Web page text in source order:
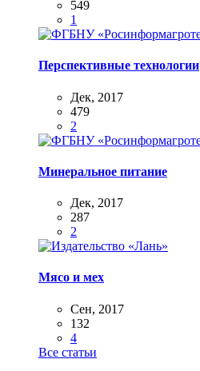
549
1
Перспективные технологии
Дек, 2017
479
2
Минеральное питание
Дек, 2017
287
2
Мясо и мех
Сен, 2017
132
4
Все статьи